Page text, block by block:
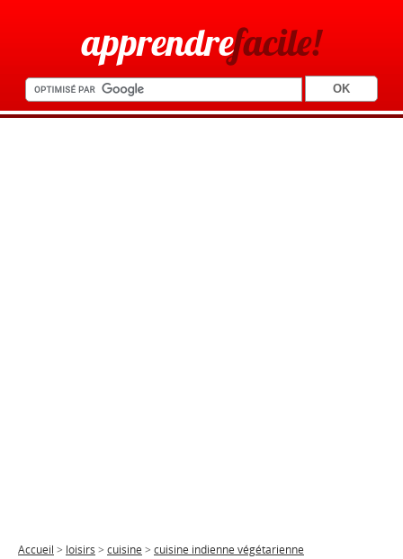
apprendrefacile!
Accueil > loisirs > cuisine > cuisine indienne végétarienne